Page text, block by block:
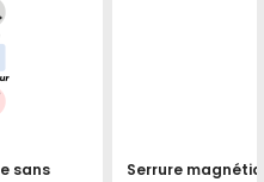
sans
Serrure